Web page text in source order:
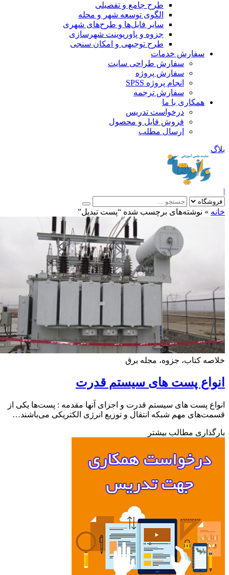
طرح جامع و تفصیلی
الگوی توسعه شهر و محله
سایر فایل‌ها و طرح‌های شهری
جزوه و پاورپوینت شهرسازی
طرح توجیهی و امکان سنجی
سفارش خدمات
سفارش طراحی سایت
سفارش پروژه
انجام پروژه SPSS
سفارش ترجمه
همکاری با ما
درخواست تدریس
فروش فایل و محصول
ارسال مطلب
»نوشته‌های برچسب شده “پست تبدیل”
کتاب، جزوه، مجله برق
پست های سیستم قدرت
پست های سیستم قدرت و اجزای آنها مقدمه : پست‌ها یکی از
مهم شبکه انتقال و توزیع انرژی الکتریکی می‌باشند…
مطالب بیشتر